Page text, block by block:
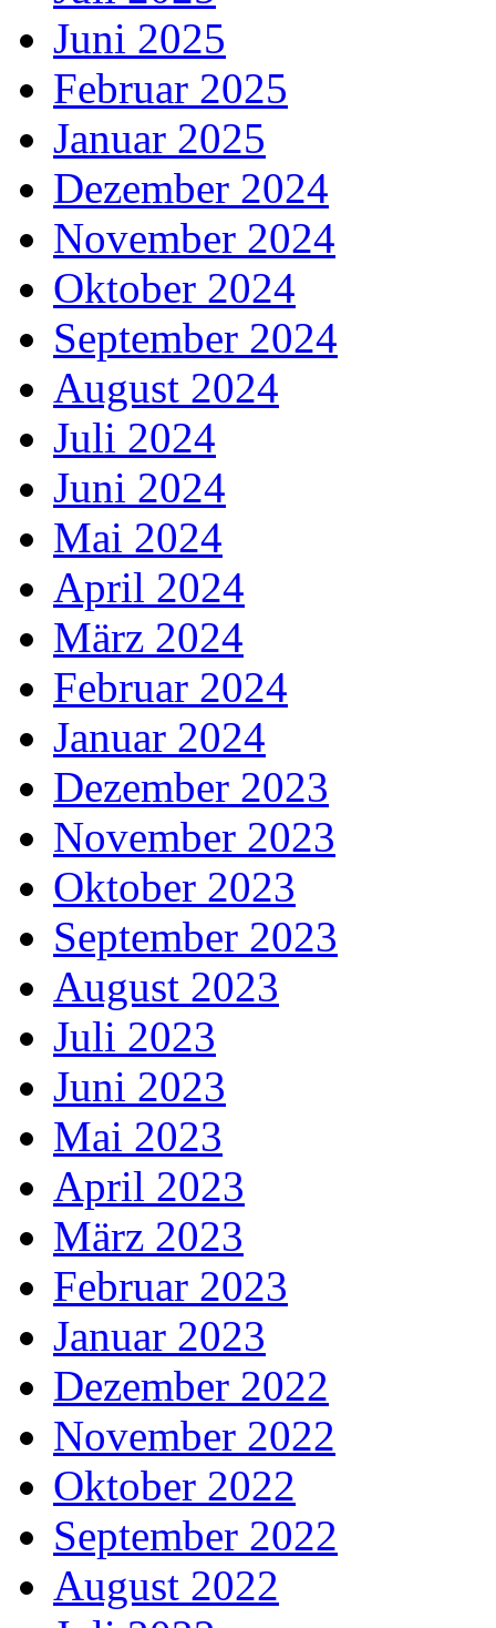
Juni 2025
Februar 2025
Januar 2025
Dezember 2024
November 2024
Oktober 2024
September 2024
August 2024
Juli 2024
Juni 2024
Mai 2024
April 2024
März 2024
Februar 2024
Januar 2024
Dezember 2023
November 2023
Oktober 2023
September 2023
August 2023
Juli 2023
Juni 2023
Mai 2023
April 2023
März 2023
Februar 2023
Januar 2023
Dezember 2022
November 2022
Oktober 2022
September 2022
August 2022